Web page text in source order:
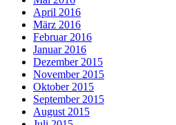
April 2016
März 2016
Februar 2016
Januar 2016
Dezember 2015
November 2015
Oktober 2015
September 2015
August 2015